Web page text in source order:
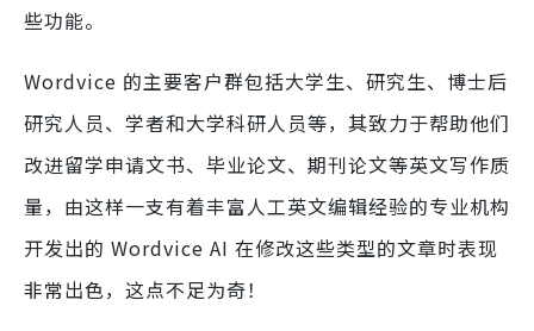
些功能。
Wordvice 的主要客户群包括大学生、研究生、博士后
研究人员、学者和大学科研人员等，其致力于帮助他们
改进留学申请文书、毕业论文、期刊论文等英文写作质
量，由这样一支有着丰富人工英文编辑经验的专业机构
开发出的 Wordvice AI 在修改这些类型的文章时表现
非常出色，这点不足为奇！